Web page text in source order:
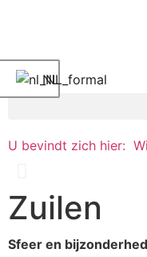
NL
U bevindt zich hier:
Slider
Zuilen
Sfeer en